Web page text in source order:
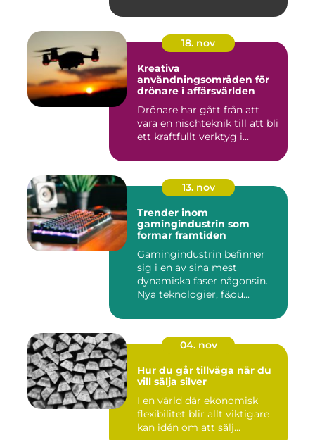
18. nov
Kreativa
användningsområden för
drönare i affärsvärlden
Drönare har gått från att
vara en nischteknik till att bli
ett kraftfullt verktyg i...
13. nov
Trender inom
gamingindustrin som
formar framtiden
Gamingindustrin befinner
sig i en av sina mest
dynamiska faser någonsin.
Nya teknologier, f&ou...
04. nov
Hur du går tillväga när du
vill sälja silver
I en värld där ekonomisk
flexibilitet blir allt viktigare
kan idén om att sälj...